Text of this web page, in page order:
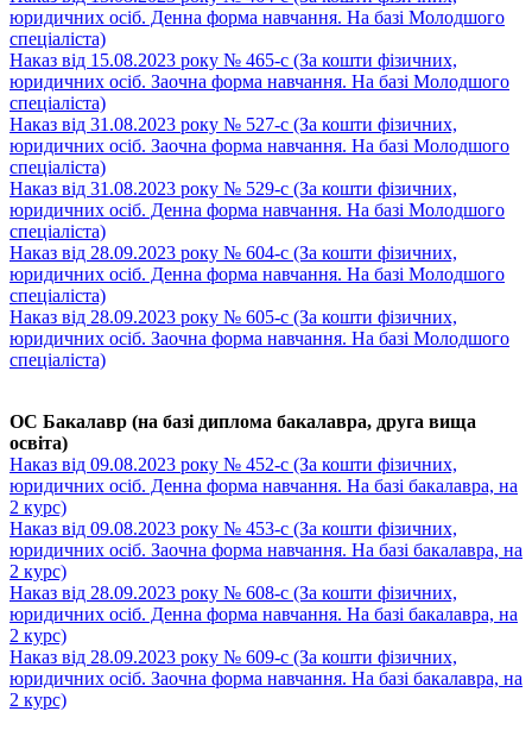
юридичних осіб. Денна форма навчання. На базі Молодшого
спеціаліста)
Наказ від 15.08.2023 року № 465-с (За кошти фізичних,
юридичних осіб. Заочна форма навчання. На базі Молодшого
спеціаліста)
Наказ від 31.08.2023 року № 527-c (За кошти фізичних,
юридичних осіб. Заочна форма навчання. На базі Молодшого
спеціаліста)
Наказ від 31.08.2023 року № 529-c (За кошти фізичних,
юридичних осіб. Денна форма навчання. На базі Молодшого
спеціаліста)
Наказ від 28.09.2023 року № 604-с (За кошти фізичних,
юридичних осіб. Денна форма навчання. На базі Молодшого
спеціаліста)
Наказ від 28.09.2023 року № 605-с (За кошти фізичних,
юридичних осіб. Заочна форма навчання. На базі Молодшого
спеціаліста)
ОC Бакалавр (на базі диплома бакалавра, друга вища
освіта)
Наказ від 09.08.2023 року № 452-с (За кошти фізичних,
юридичних осіб. Денна форма навчання. На базі бакалавра, на
2 курс)
Наказ від 09.08.2023 року № 453-с (За кошти фізичних,
юридичних осіб. Заочна форма навчання. На базі бакалавра, на
2 курс)
Наказ від 28.09.2023 року № 608-с (За кошти фізичних,
юридичних осіб. Денна форма навчання. На базі бакалавра, на
2 курс)
Наказ від 28.09.2023 року № 609-с (За кошти фізичних,
юридичних осіб. Заочна форма навчання. На базі бакалавра, на
2 курс)